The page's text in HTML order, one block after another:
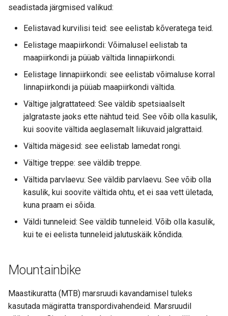
seadistada järgmised valikud:
Eelistavad kurvilisi teid: see eelistab kõveratega teid.
Eelistage maapiirkondi: Võimalusel eelistab ta
maapiirkondi ja püüab vältida linnapiirkondi.
Eelistage linnapiirkondi: see eelistab võimaluse korral
linnapiirkondi ja püüab maapiirkondi vältida.
Vältige jalgrattateed: See väldib spetsiaalselt
jalgrataste jaoks ette nähtud teid. See võib olla kasulik,
kui soovite vältida aeglasemalt liikuvaid jalgrattaid.
Vältida mägesid: see eelistab lamedat rongi.
Vältige treppe: see väldib treppe.
Vältida parvlaevu: See väldib parvlaevu. See võib olla
kasulik, kui soovite vältida ohtu, et ei saa vett ületada,
kuna praam ei sõida.
Väldi tunneleid: See väldib tunneleid. Võib olla kasulik,
kui te ei eelista tunneleid jalutuskäik kõndida.
Mountainbike
Maastikuratta (MTB) marsruudi kavandamisel tuleks
kasutada mägiratta transpordivahendeid. Marsruudil